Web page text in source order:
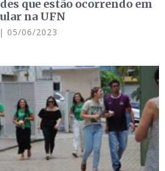
que estão ocorrendo em
na UFN
05/06/2023